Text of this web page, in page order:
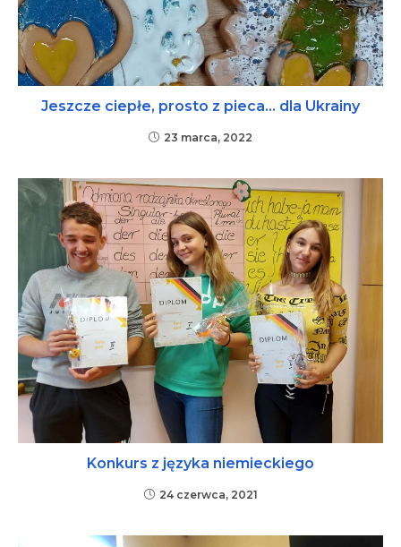
Jeszcze ciepłe, prosto z pieca… dla Ukrainy
23 marca, 2022
Konkurs z języka niemieckiego
24 czerwca, 2021